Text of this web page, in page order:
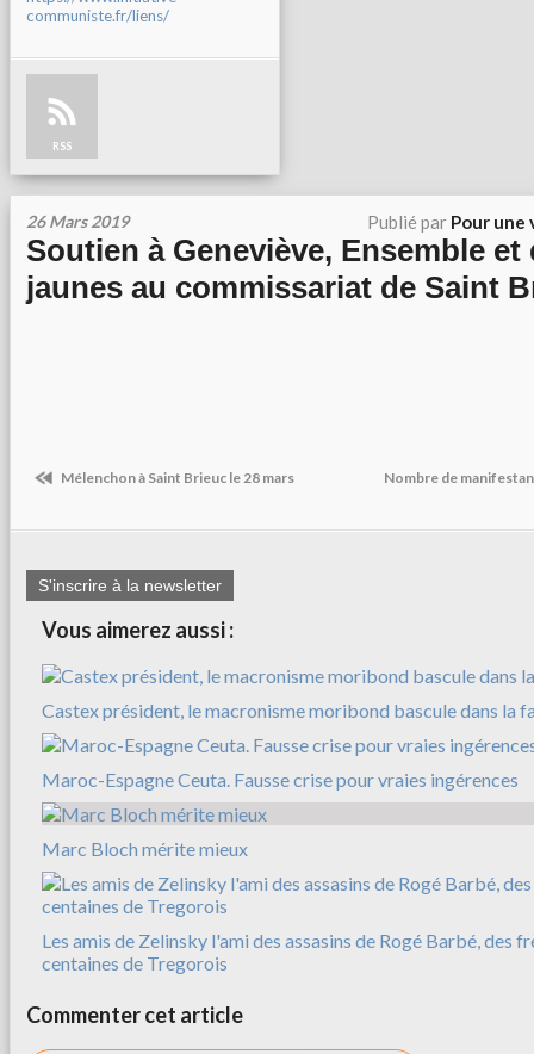
communiste.fr/liens/
RSS
26 Mars 2019 Publié par Pour une
Soutien à Geneviève, Ensemble
jaunes au commissariat de Saint
Mélenchon à Saint Brieuc le 28 mars Nombre de
S'inscrire à la newsletter
Vous aimerez aussi :
Castex président, le macronisme moribond bascule dans la
Maroc-Espagne Ceuta. Fausse crise pour vraies ingérences
Marc Bloch mérite mieux
Les amis de Zelinsky l'ami des assasins de Rogé Barbé, des
centaines de Tregorois
Commenter cet article